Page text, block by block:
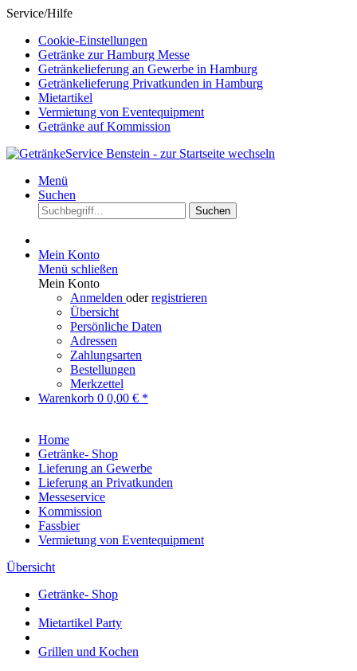
Service/Hilfe
Cookie-Einstellungen
Getränke zur Hamburg Messe
Getränkelieferung an Gewerbe in Hamburg
Getränkelieferung Privatkunden in Hamburg
Mietartikel
Vermietung von Eventequipment
Getränke auf Kommission
Menü
Suchen
Suchen
Mein Konto
Menü schließen
Mein Konto
Anmelden oderregistrieren
Übersicht
Persönliche Daten
Adressen
Zahlungsarten
Bestellungen
Merkzettel
Warenkorb 0 0,00 € *
Home
Getränke- Shop
Lieferung an Gewerbe
Lieferung an Privatkunden
Messeservice
Kommission
Fassbier
Vermietung von Eventequipment
Übersicht
Getränke- Shop
Mietartikel Party
Grillen und Kochen